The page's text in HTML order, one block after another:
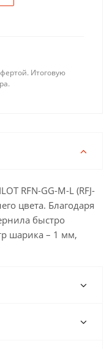
Итоговую
RFN-GG-M-L (RFJ-
цвета. Благодаря
быстро
шарика – 1 мм,